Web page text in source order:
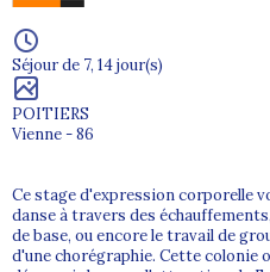
Séjour de 7, 14 jour(s)
POITIERS
Vienne - 86
Ce stage d'expression corporelle
danse à travers des
de base, ou encore le travail de
d'une chorégraphie. Cette colonie